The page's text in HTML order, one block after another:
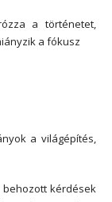
a történetet,
a fókusz
a világépítés,
behozott kérdések